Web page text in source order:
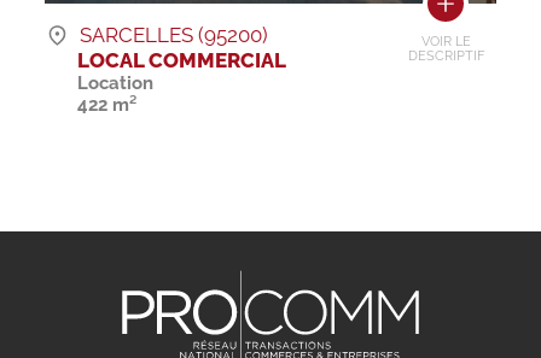
VOIR LE
DESCRIPTIF
SARCELLES (95200)
LOCAL COMMERCIAL
Location
422 m²